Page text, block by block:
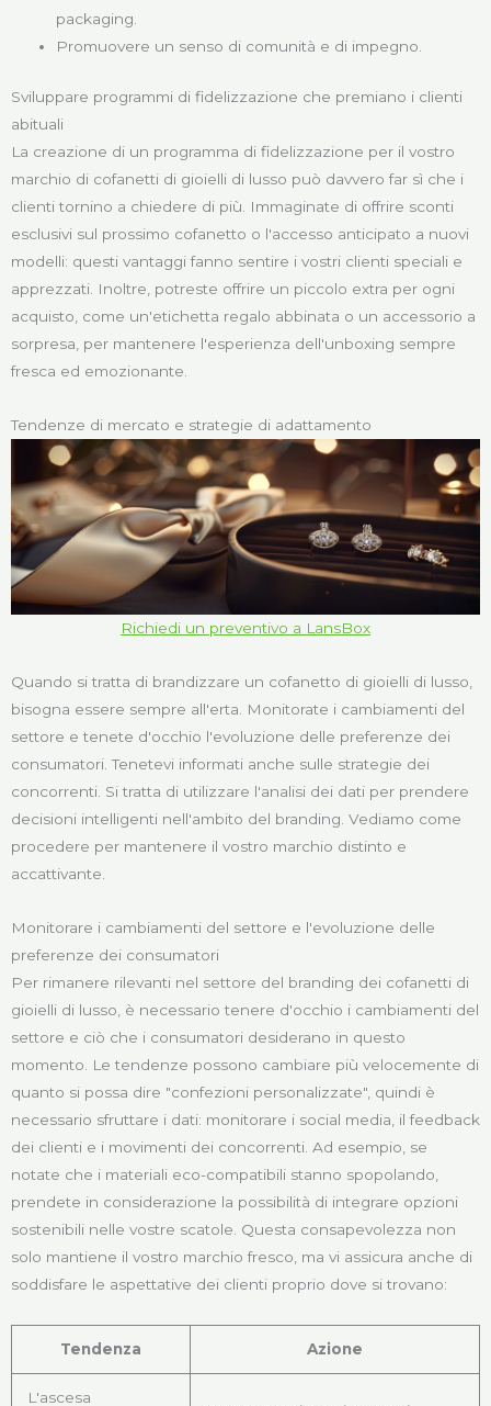
packaging.
Promuovere un senso di comunità e di impegno.
Sviluppare programmi di fidelizzazione che premiano i clienti
abituali
La creazione di un programma di fidelizzazione per il vostro
marchio di cofanetti di gioielli di lusso può davvero far sì che i
clienti tornino a chiedere di più. Immaginate di offrire sconti
esclusivi sul prossimo cofanetto o l'accesso anticipato a nuovi
modelli: questi vantaggi fanno sentire i vostri clienti speciali e
apprezzati. Inoltre, potreste offrire un piccolo extra per ogni
acquisto, come un'etichetta regalo abbinata o un accessorio a
sorpresa, per mantenere l'esperienza dell'unboxing sempre
fresca ed emozionante.
Tendenze di mercato e strategie di adattamento
Richiedi un preventivo a LansBox
Quando si tratta di brandizzare un cofanetto di gioielli di lusso,
bisogna essere sempre all'erta. Monitorate i cambiamenti del
settore e tenete d'occhio l'evoluzione delle preferenze dei
consumatori. Tenetevi informati anche sulle strategie dei
concorrenti. Si tratta di utilizzare l'analisi dei dati per prendere
decisioni intelligenti nell'ambito del branding. Vediamo come
procedere per mantenere il vostro marchio distinto e
accattivante.
Monitorare i cambiamenti del settore e l'evoluzione delle
preferenze dei consumatori
Per rimanere rilevanti nel settore del branding dei cofanetti di
gioielli di lusso, è necessario tenere d'occhio i cambiamenti del
settore e ciò che i consumatori desiderano in questo
momento. Le tendenze possono cambiare più velocemente di
quanto si possa dire "confezioni personalizzate", quindi è
necessario sfruttare i dati: monitorare i social media, il feedback
dei clienti e i movimenti dei concorrenti. Ad esempio, se
notate che i materiali eco-compatibili stanno spopolando,
prendete in considerazione la possibilità di integrare opzioni
sostenibili nelle vostre scatole. Questa consapevolezza non
solo mantiene il vostro marchio fresco, ma vi assicura anche di
soddisfare le aspettative dei clienti proprio dove si trovano:
Tendenza Azione
L'ascesa